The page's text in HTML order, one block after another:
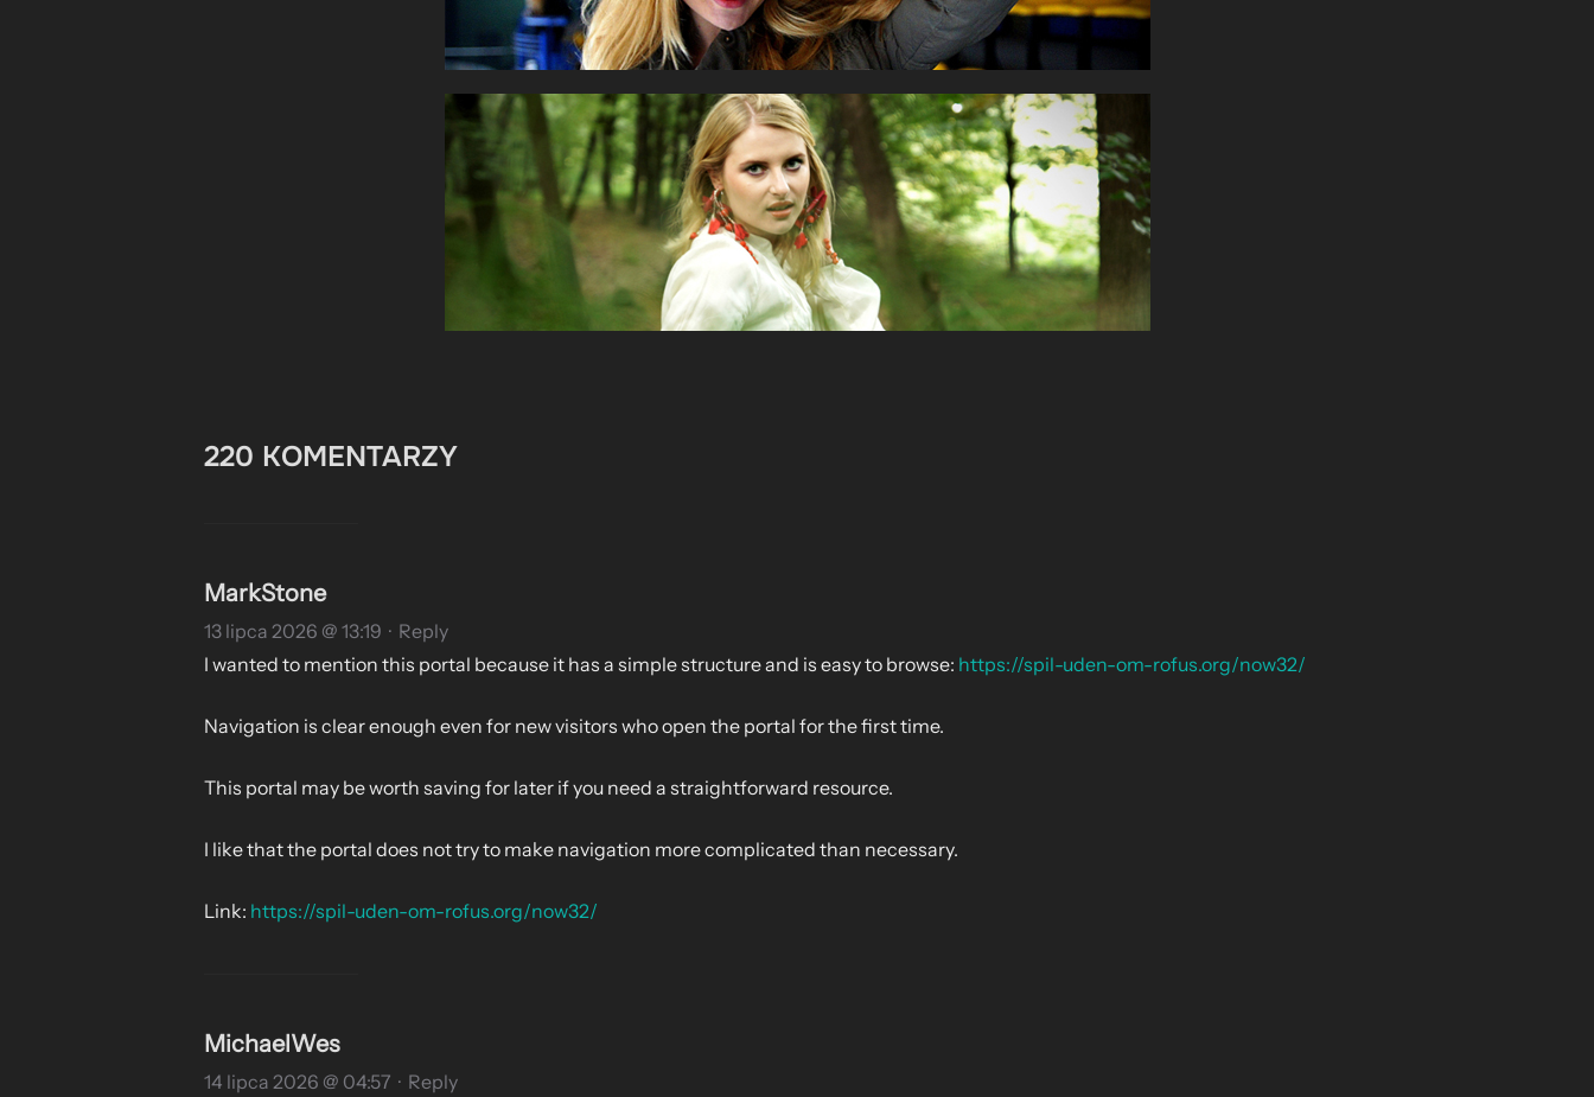
220 KOMENTARZY
MarkStone
13 lipca 2026 @ 13:19 · Reply
I wanted to mention this portal because it has a simple structure and is easy to browse: https://spil-uden-om-rofus.org/now32/
Navigation is clear enough even for new visitors who open the portal for the first time.
This portal may be worth saving for later if you need a straightforward resource.
I like that the portal does not try to make navigation more complicated than necessary.
Link: https://spil-uden-om-rofus.org/now32/
MichaelWes
14 lipca 2026 @ 04:57 · Reply